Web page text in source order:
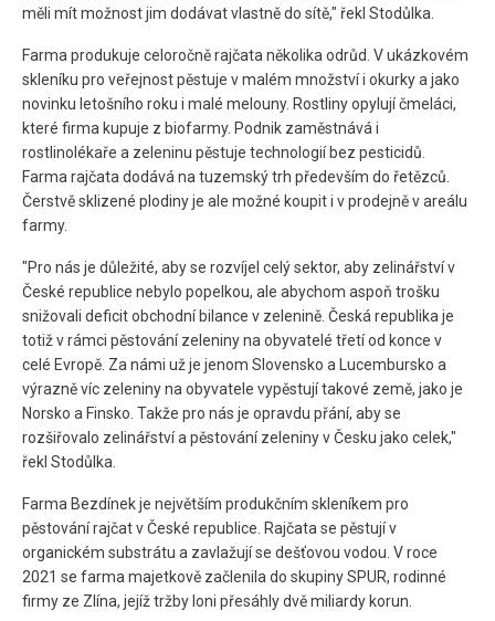
měli mít možnost jim dodávat vlastně do sítě," řekl Stodůlka.
Farma produkuje celoročně rajčata několika odrůd. V ukázkovém
skleníku pro veřejnost pěstuje v malém množství i okurky a jako
novinku letošního roku i malé melouny. Rostliny opylují čmeláci,
které firma kupuje z biofarmy. Podnik zaměstnává i
rostlinolékaře a zeleninu pěstuje technologií bez pesticidů.
Farma rajčata dodává na tuzemský trh především do řetězců.
Čerstvě sklizené plodiny je ale možné koupit i v prodejně v areálu
farmy.
"Pro nás je důležité, aby se rozvíjel celý sektor, aby zelinářství v
České republice nebylo popelkou, ale abychom aspoň trošku
snižovali deficit obchodní bilance v zelenině. Česká republika je
totiž v rámci pěstování zeleniny na obyvatelé třetí od konce v
celé Evropě. Za námi už je jenom Slovensko a Lucembursko a
výrazně víc zeleniny na obyvatele vypěstují takové země, jako je
Norsko a Finsko. Takže pro nás je opravdu přání, aby se
rozšiřovalo zelinářství a pěstování zeleniny v Česku jako celek,"
řekl Stodůlka.
Farma Bezdínek je největším produkčním skleníkem pro
pěstování rajčat v České republice. Rajčata se pěstují v
organickém substrátu a zavlažují se dešťovou vodou. V roce
2021 se farma majetkově začlenila do skupiny SPUR, rodinné
firmy ze Zlína, jejíž tržby loni přesáhly dvě miliardy korun.